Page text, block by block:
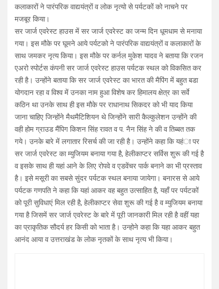
कलाकारों ने पारंपरिक वाद्ययंत्रों व लोक नृत्यो से पर्यटकों को नाचने पर
मजबूर किया।
सर जार्ज एवरेस्ट हाउस में सर जार्ज एवरेस्ट का जन्म दिन धूमधाम से मनाया
गया। इस मौके पर घूमने आये पर्यटको ने पारंपरिक वाद्ययंत्रों व कलाकारों के
साथ जमकर नृत्य किया। इस मौके पर कर्नल मुकेश यादव ने बताया कि रजन
एअरो स्पोर्टस कंपनी सर जार्ज एवरेस्ट हाउस पर्यटक स्थल को विकसित कर
रही है। उन्होंने बताया कि सर जार्ज एवरेस्ट का भारत की मैपिंग में बहुत बडा
योगदान रहा व विश्व में उनका नाम हुआ विशेष कर हिमालय क्षेत्र का सर्वे
कठिन था उनके साथ ही इस मौके पर राधानाथ सिकदर को भी याद किया
जाना चाहिए जिन्होंने मैथमैटिशियन थे जिन्होंने सारी कैल्कुलेशन उन्होंने की
वही होम ग्राउड मैंपिग किशन सिंह रावत व प. नैन सिंह ने की व तिब्बत तक
गये। उनके बारे में लगातार रिसर्च की जा रही है। उन्होंने कहा कि यहंा पर
सर जार्ज एवरेस्ट का म्युजियम बनाया गया है, हेलीकाप्टर सर्विस शुरू की गई है
व इसके साथ ही यहां आने के लिए रोपवे व एडवेंचर पार्क बनाने का भी प्रस्ताव
है। इसे मसूरी का सबसे सुंदर पर्यटक स्थल बनाया जायेगा। बनारस से आये
पर्यटक गणपति ने कहा कि यहां आकर वह बहुत उत्साहित है, यहाँ पर पर्यटकों
को पूरी सुविधाएं मिल रही है, हेलीकाप्टर सेवा शुरू की गई है व म्युजियम बनाया
गया है जिसमें सर जार्ज एवरेस्ट के बारे में पूरी जानकारी मिल रही है वहीं यहा
का प्राकृतिक सौदर्य हर किसी को भाता है। उन्होने कहा कि यहा आकर बहुत
आनंद आया व उत्तराखंड के लोक नृतकों के साथ नृत्य भी किया।